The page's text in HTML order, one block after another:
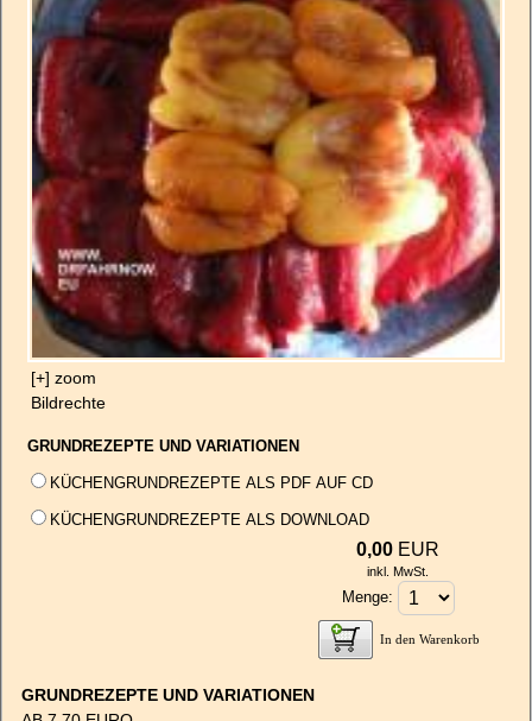
[+] zoom
Bildrechte
GRUNDREZEPTE UND VARIATIONEN
KÜCHENGRUNDREZEPTE ALS PDF AUF CD
KÜCHENGRUNDREZEPTE ALS DOWNLOAD
0,00 EUR
inkl. MwSt.
Menge:
In den Warenkorb
GRUNDREZEPTE UND VARIATIONEN